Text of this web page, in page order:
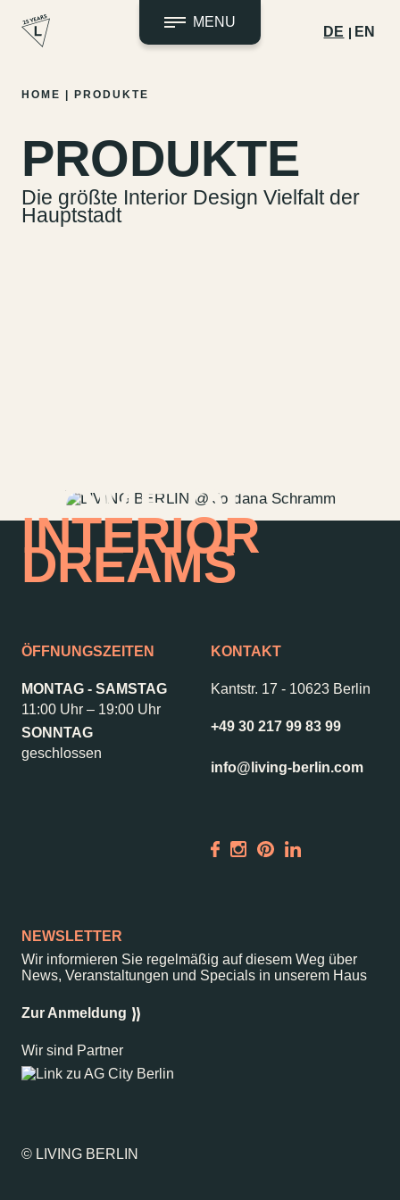
Zum
MENU
DE EN
Kontakt
Jobs
Wedding Planner
Storeplan
Kantstr. 17
–
10623Berlin
HOME PRODUKTE
PRODUKTE
Die größte Interior Design Vielfalt der
Hauptstadt
HOME OF
INTERIOR
DREAMS
ÖFFNUNGSZEITEN
MONTAG - SAMSTAG
11:00 Uhr – 19:00 Uhr
SONNTAG
geschlossen
KONTAKT
Kantstr. 17 - 10623 Berlin
+49 30 217 99 83 99
info@living-berlin.com
NEWSLETTER
Wir informieren Sie regelmäßig auf diesem Weg über
News, Veranstaltungen und Specials in unserem Haus
Zur Anmeldung
Wir sind Partner
© LIVING BERLIN